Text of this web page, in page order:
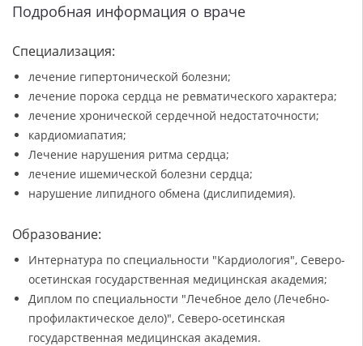
Подробная информация о враче
Специализация:
лечение гипертонической болезни;
лечение порока сердца не ревматического характера;
лечение хронической сердечной недостаточности;
кардиомиапатия;
Лечение нарушения ритма сердца;
лечение ишемической болезни сердца;
нарушение липидного обмена (дислипидемия).
Образование:
Интернатура по специальности "Кардиология", Северо-
осетинская государственная медицинская академия;
Диплом по специальности "Лечебное дело (Лечебно-
профилактическое дело)", Северо-осетинская
государственная медицинская академия.